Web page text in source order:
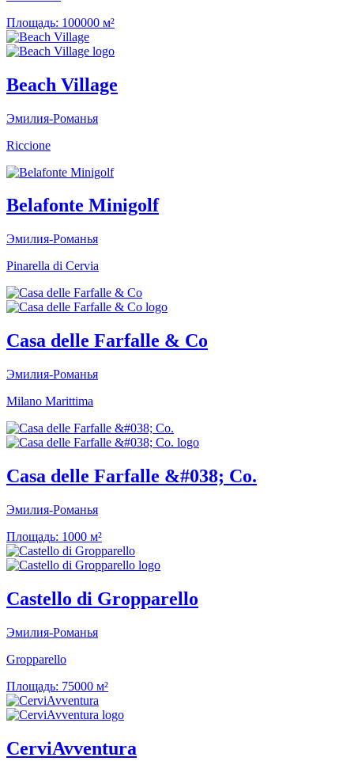
Площадь: 100000 м²
Beach Village
Эмилия-Романья
Riccione
Belafonte Minigolf
Эмилия-Романья
Pinarella di Cervia
Casa delle Farfalle & Co
Эмилия-Романья
Milano Marittima
Casa delle Farfalle &#038; Co.
Эмилия-Романья
Площадь: 1000 м²
Castello di Gropparello
Эмилия-Романья
Gropparello
Площадь: 75000 м²
CerviAvventura